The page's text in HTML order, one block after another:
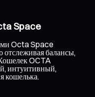
Space
Octa Space
отслеживая балансы,
OCTA
интуитивный,
кошелька.